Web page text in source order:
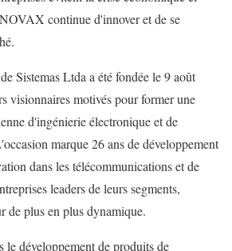
continue d'innover et de se
Sistemas Ltda a été fondée le 9 août
visionnaires motivés pour former une
d'ingénierie électronique et de
marque 26 ans de développement
dans les télécommunications et de
leaders de leurs segments,
de plus en plus dynamique.
le développement de produits de